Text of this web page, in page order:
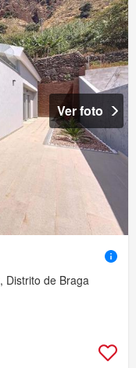
Ver foto
Distrito de Braga